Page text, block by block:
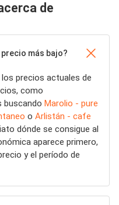
de
más bajo?
precios actuales de
como
buscando Marolio - pure
o Arlistán - cafe
dónde se consigue al
aparece primero,
y el período de